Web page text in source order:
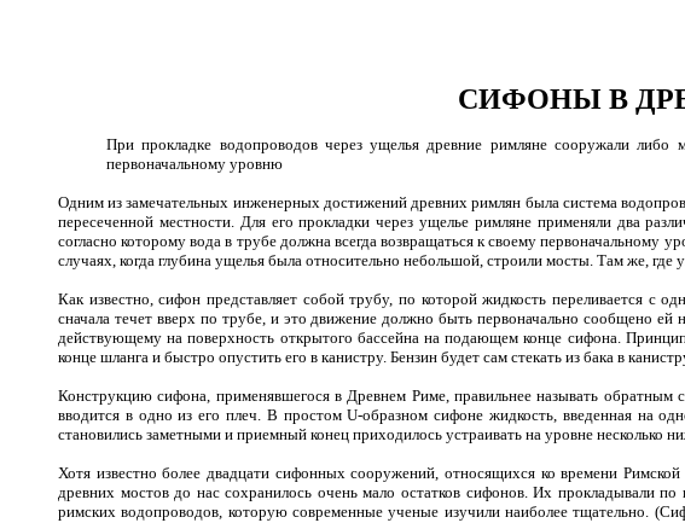
СИФОНЫ В
При прокладке водопроводов через ущелья древние римляне сооружали
первоначальному уровню
Одним из замечательных инженерных достижений древних римлян была система
пересеченной местности. Для его прокладки через ущелье римляне применяли два
согласно которому вода в трубе должна всегда возвращаться к своему
случаях, когда глубина ущелья была относительно небольшой, строили мосты. Там же,
Как известно, сифон представляет собой трубу, по которой жидкость переливается
сначала течет вверх по трубе, и это движение должно быть первоначально сообщено
действующему на поверхность открытого бассейна на подающем конце сифона.
конце шланга и быстро опустить его в канистру. Бензин будет сам стекать из бака в
Конструкцию сифона, применявшегося в Древнем Риме, правильнее называть
вводится в одно из его плеч. В простом U-образном сифоне жидкость, введенная на
становились заметными и приемный конец приходилось устраивать на уровне несколько
Хотя известно более двадцати сифонных сооружений, относящихся ко времени
древних мостов до нас сохранилось очень мало остатков сифонов. Их прокладывали
римских водопроводов, которую современные ученые изучили наиболее тщательно.